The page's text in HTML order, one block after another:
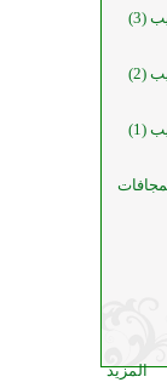
(3)
(2)
(1)
المزيد